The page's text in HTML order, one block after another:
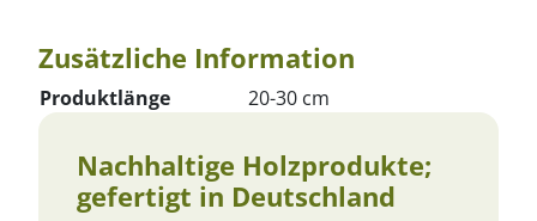
Zusätzliche Information
Produktlänge 20-30 cm
Nachhaltige Holzprodukte;
gefertigt in Deutschland